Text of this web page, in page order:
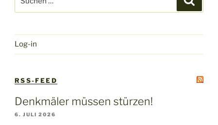
nach:
Log-in
RSS-FEED
Denkmäler müssen stürzen!
6. JULI 2026